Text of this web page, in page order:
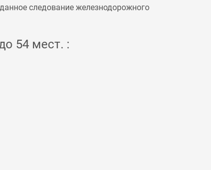
следование железнодорожного
54 мест. :